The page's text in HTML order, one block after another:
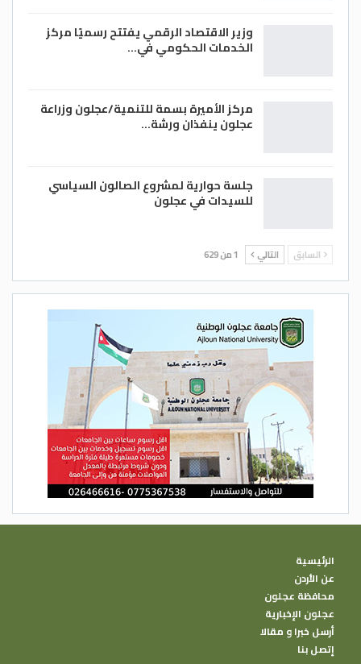
وزير الاقتصاد الرقمي يفتتح رسميًا مركز
الخدمات الحكومي في…
مركز الأميرة بسمة للتنمية/عجلون وزراعة
عجلون ينفذان ورشة…
جلسة حوارية لمشروع الصالون السياسي
للسيدات في عجلون
السابق التالي 1 من 629
الرئيسية
عن الأردن
محافظة عجلون
عجلون الإخبارية
أرسل خبرا و مقالا
إتصل بنا